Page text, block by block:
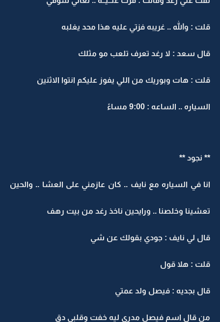
قلت : والله .. غريبه فزتي عليه هذا محد يغلبه
قال سعد : لا رغد تعرف تلعب مو مثلك
قلت : هات وبوريك من اللي يفوز عليكم انتوا الاثنين
السياره .. الساعه : 9:00 مساءً
** نجود **
انا في السياره مع نايف .. كان عازمني على العشا .. والحين
تعشينا وخلصنا .. ورايحين ناخذ رغد من بيت رهف
قال لي نايف : جودي بقولك عن شي
قلت : هلا قول
قال بجديه : فيصل ولد عمتي
من قال اسم فيصل مدري ليه خفت وقلبي دق